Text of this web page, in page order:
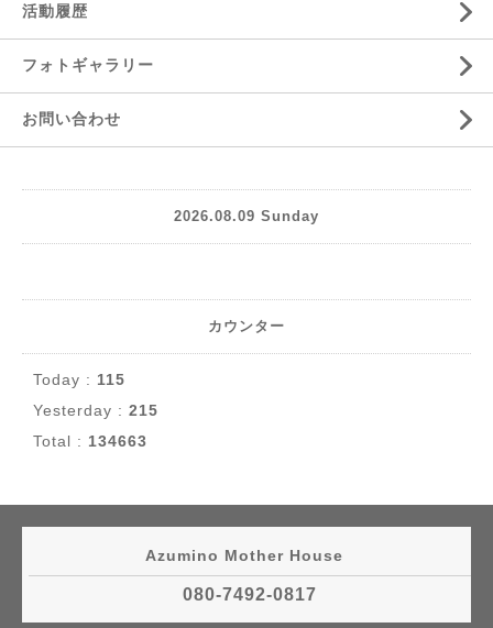
活動履歴
フォトギャラリー
お問い合わせ
2026.08.09 Sunday
カウンター
Today : 115
Yesterday : 215
Total : 134663
Azumino Mother House
080-7492-0817